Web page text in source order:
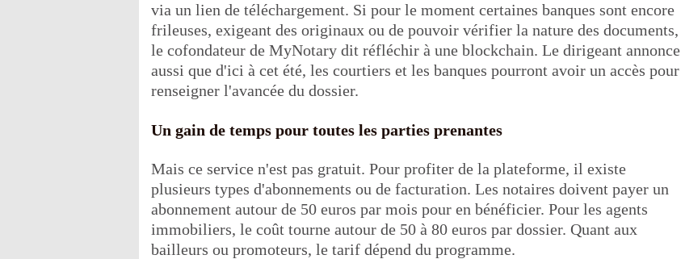
via un lien de téléchargement. Si pour le moment certaines banques sont encore
frileuses, exigeant des originaux ou de pouvoir vérifier la nature des documents,
le cofondateur de MyNotary dit réfléchir à une blockchain. Le dirigeant annonce
aussi que d'ici à cet été, les courtiers et les banques pourront avoir un accès pour
renseigner l'avancée du dossier.
Un gain de temps pour toutes les parties prenantes
Mais ce service n'est pas gratuit. Pour profiter de la plateforme, il existe
plusieurs types d'abonnements ou de facturation. Les notaires doivent payer un
abonnement autour de 50 euros par mois pour en bénéficier. Pour les agents
immobiliers, le coût tourne autour de 50 à 80 euros par dossier. Quant aux
bailleurs ou promoteurs, le tarif dépend du programme.